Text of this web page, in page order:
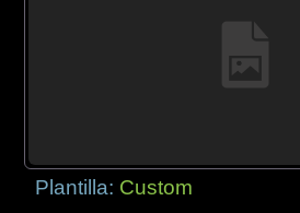
Plantilla: Custom